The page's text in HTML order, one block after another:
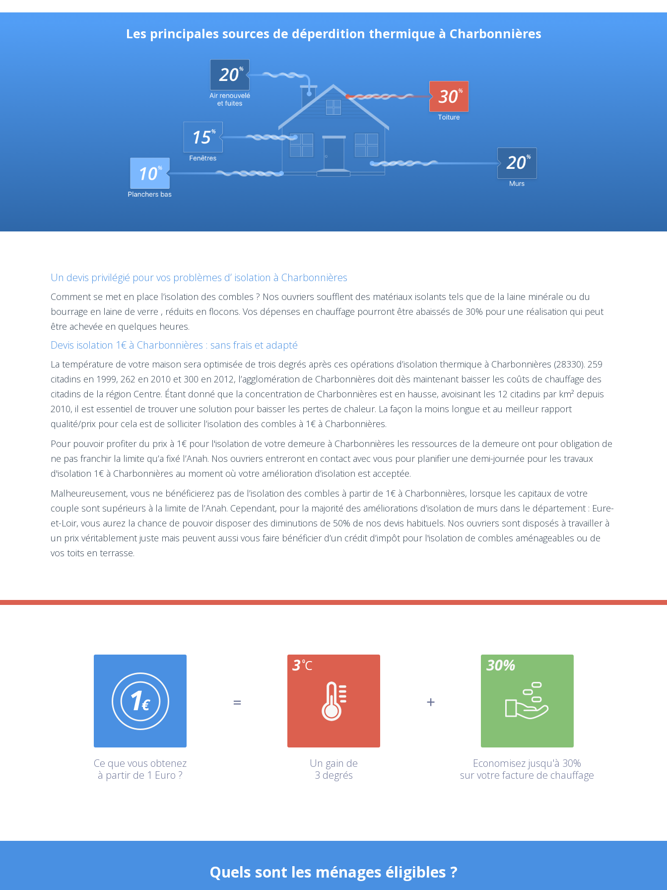
Les principales sources de déperdition thermique à Charbonnières
Un devis privilégié pour vos problèmes d’ isolation à Charbonnières
Comment se met en place l’isolation des combles ? Nos ouvriers soufflent des matériaux isolants tels que de la laine minérale ou du
bourrage en laine de verre , réduits en flocons. Vos dépenses en chauffage pourront être abaissés de 30% pour une réalisation qui peut
être achevée en quelques heures.
Devis isolation 1€ à Charbonnières : sans frais et adapté
La température de votre maison sera optimisée de trois degrés après ces opérations d’isolation thermique à Charbonnières (28330). 259
citadins en 1999, 262 en 2010 et 300 en 2012, l’agglomération de Charbonnières doit dès maintenant baisser les coûts de chauffage des
citadins de la région Centre. Étant donné que la concentration de Charbonnières est en hausse, avoisinant les 12 citadins par km² depuis
2010, il est essentiel de trouver une solution pour baisser les pertes de chaleur. La façon la moins longue et au meilleur rapport
qualité/prix pour cela est de solliciter l’isolation des combles à 1€ à Charbonnières.
Pour pouvoir profiter du prix à 1€ pour l'isolation de votre demeure à Charbonnières les ressources de la demeure ont pour obligation de
ne pas franchir la limite qu’a fixé l’Anah. Nos ouvriers entreront en contact avec vous pour planifier une demi-journée pour les travaux
d'isolation 1€ à Charbonnières au moment où votre amélioration d’isolation est acceptée.
Malheureusement, vous ne bénéficierez pas de l’isolation des combles à partir de 1€ à Charbonnières, lorsque les capitaux de votre
couple sont supérieurs à la limite de l’Anah. Cependant, pour la majorité des améliorations d’isolation de murs dans le département : Eure-
et-Loir, vous aurez la chance de pouvoir disposer des diminutions de 50% de nos devis habituels. Nos ouvriers sont disposés à travailler à
un prix véritablement juste mais peuvent aussi vous faire bénéficier d’un crédit d’impôt pour l'isolation de combles aménageables ou de
vos toits en terrasse.
Ce que vous obtenez
à partir de 1 Euro ?
Un gain de
3 degrés
Economisez jusqu'à 30%
sur votre facture de chauffage
Quels sont les ménages éligibles ?